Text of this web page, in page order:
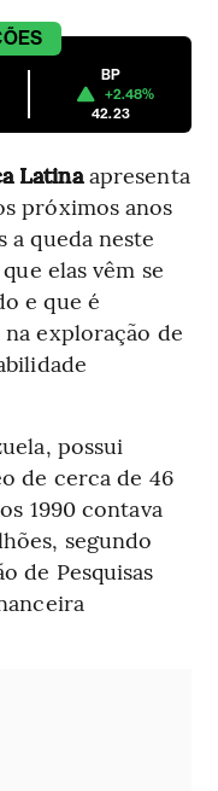
BP
+2.48%
42.23
Latinaapresenta
próximos anos
a queda neste
elas vêm se
e que é
exploração de
possui
de cerca de 46
1990 contava
segundo
de Pesquisas